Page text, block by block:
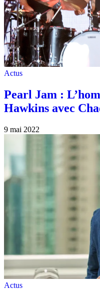
Actus
Pearl Jam :
Hawkins avec
9 mai 2022
Actus